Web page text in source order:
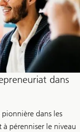
dans
dans les
à pérenniser le niveau